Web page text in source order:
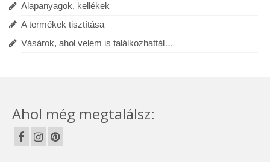
Alapanyagok, kellékek
A termékek tisztítása
Vásárok, ahol velem is találkozhattál…
Ahol még megtalálsz: